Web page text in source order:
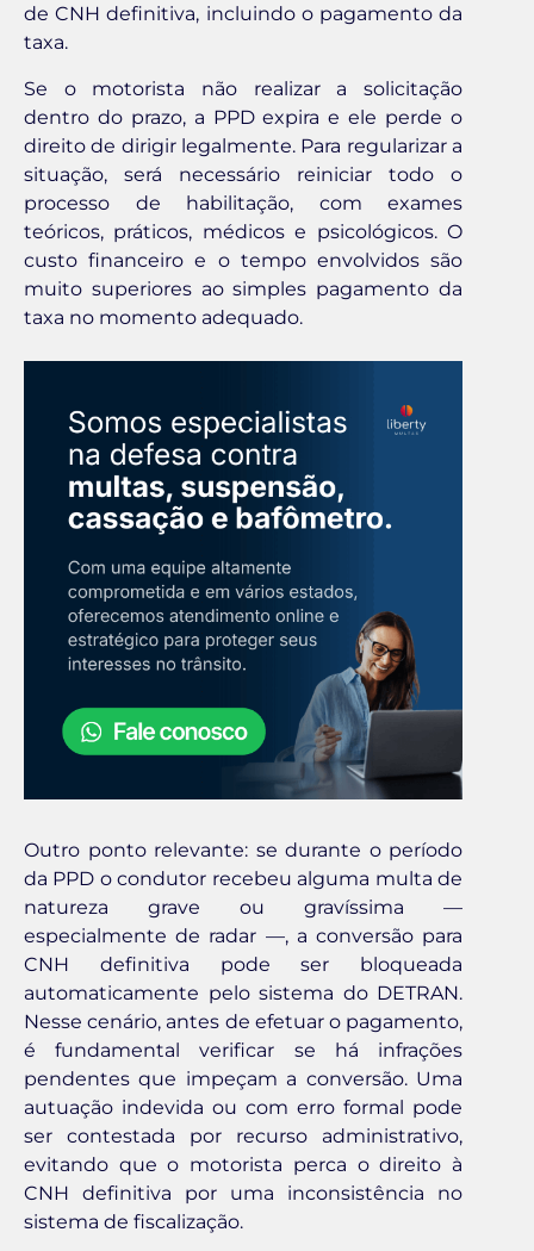
de CNH definitiva, incluindo o pagamento da
taxa.
Se o motorista não realizar a solicitação
dentro do prazo, a PPD expira e ele perde o
direito de dirigir legalmente. Para regularizar a
situação, será necessário reiniciar todo o
processo de habilitação, com exames
teóricos, práticos, médicos e psicológicos. O
custo financeiro e o tempo envolvidos são
muito superiores ao simples pagamento da
taxa no momento adequado.
Outro ponto relevante: se durante o período
da PPD o condutor recebeu alguma multa de
natureza grave ou gravíssima —
especialmente de radar —, a conversão para
CNH definitiva pode ser bloqueada
automaticamente pelo sistema do DETRAN.
Nesse cenário, antes de efetuar o pagamento,
é fundamental verificar se há infrações
pendentes que impeçam a conversão. Uma
autuação indevida ou com erro formal pode
ser contestada por recurso administrativo,
evitando que o motorista perca o direito à
CNH definitiva por uma inconsistência no
sistema de fiscalização.